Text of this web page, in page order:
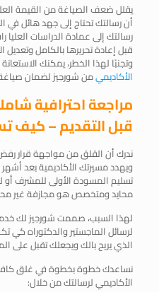
يقلل ضعف الصياغة من القيمة
أن رسالتك تحتاج إلى جهد هائل في
رسالتك إلى عمادة الدراسات
قبل إعادة تحريرها بالكامل
وتجنبًا لهذا الخطر، يمكنك الاستعانة
الأكاديميمن شورجيز لضمان صياغة
مراجعة احترافية
قبل التقديم – كيف
ندرك أن القلق من مواجهة قرار
ويهدد مسيرتك الأكاديمية بعد
تسليم المسودة الأولى للمشرف
محايد ومتخصص هو مجازفة غير
لهذا السبب، صممت شورجيز لك
لرسائل الماجستير والدكتوراه كي
الذي يريح بالك ويجعلك تقبل على
نساعدك خطوة بخطوة في غلق كافة
الأكاديمي لرسالتك من خلال: